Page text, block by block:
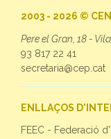
2003 - 2026 ©
Pere el Gran, 18 -
93 817 22 41
secretaria@cep.cat
ENLLAÇOS
FEEC - Federació